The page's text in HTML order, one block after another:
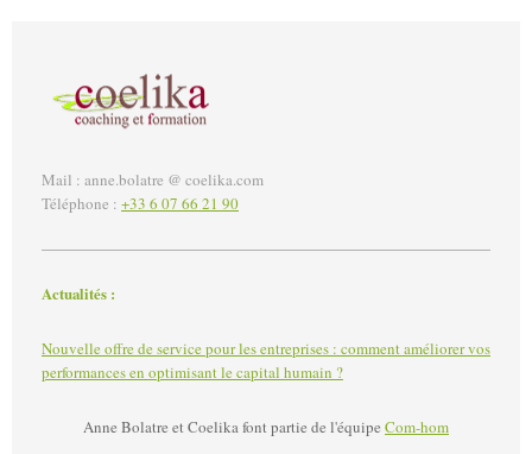
Mail : anne.bolatre @ coelika.com
Téléphone : +33 6 07 66 21 90
Actualités :
Nouvelle offre de service pour les entreprises : comment améliorer vos
performances en optimisant le capital humain ?
Anne Bolatre et Coelika font partie de l'équipe Com-hom